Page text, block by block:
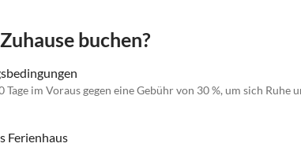
buchen?
Tage im Voraus gegen eine Gebühr von 30 %, um sich Ruhe
Ferienhaus